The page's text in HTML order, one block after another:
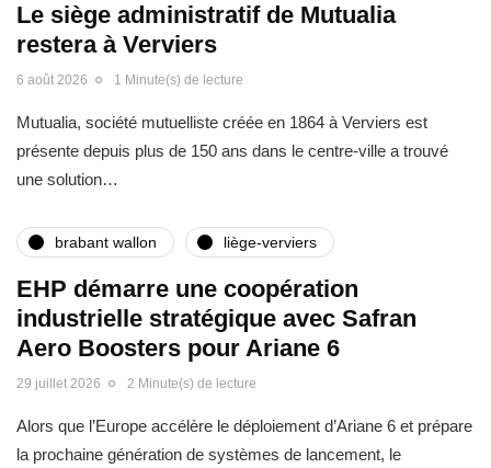
Le siège administratif de Mutualia
restera à Verviers
6 août 2026 1 Minute(s) de lecture
Mutualia, société mutuelliste créée en 1864 à Verviers est
présente depuis plus de 150 ans dans le centre-ville a trouvé
une solution…
brabant wallon liège-verviers
EHP démarre une coopération
industrielle stratégique avec Safran
Aero Boosters pour Ariane 6
29 juillet 2026 2 Minute(s) de lecture
Alors que l’Europe accélère le déploiement d’Ariane 6 et prépare
la prochaine génération de systèmes de lancement, le